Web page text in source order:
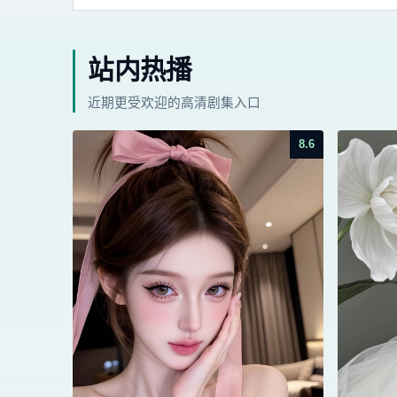
站内热播
近期更受欢迎的高清剧集入口
8.6